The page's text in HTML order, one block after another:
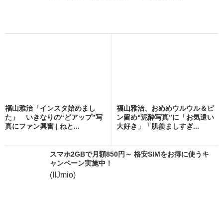
福山雅治「インスタ始めまし
た」 いきなりの“どアップ”写
真にファン興奮 | ねと...
福山雅治、おめめウルウル＆ピ
ン留め“泥酔写真”に「お気遣い
大好き」「肌羨ましすぎ...
スマホ2GBで月額850円～ 格安SIMをお得に使うキ
ャンペーン実施中！
(IIJmio)